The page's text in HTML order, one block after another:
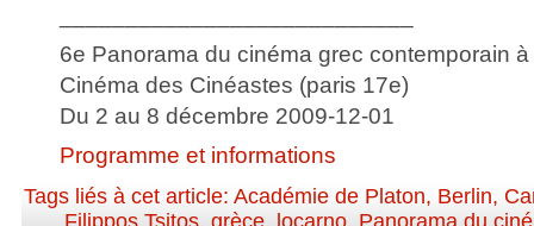
6e Panorama du cinéma grec contemporain
Cinéma des Cinéastes (paris 17e)
Du 2 au 8 décembre 2009-12-01
Programme et informations
Tags liés à cet article: Académie de Platon, Berlin,
Filippos Tsitos,grèce, locarno, Panorama du